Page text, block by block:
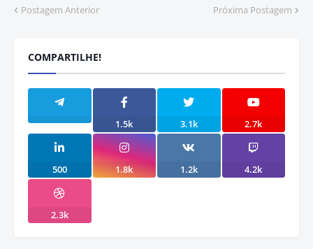
Postagem Anterior Próxima Postagem
COMPARTILHE!
1.5k 3.1k 2.7k
500 1.8k 1.2k 4.2k
2.3k